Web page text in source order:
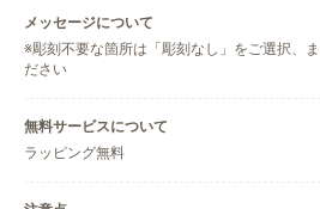
メッセージについて
※彫刻不要な箇所は「彫刻なし」をご選択、
ださい
無料サービスについて
ラッピング無料